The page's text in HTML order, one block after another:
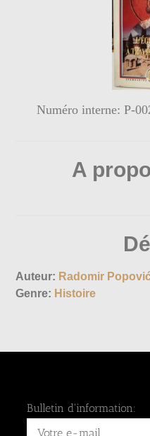
Numéro interne: P-
A
Auteur: Radomir
Genre: Histoire
Bulletin d'information: